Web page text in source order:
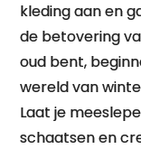
kleding aan en
de betovering
oud bent,
wereld van
Laat je
schaatsen en